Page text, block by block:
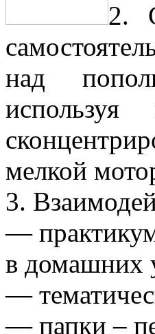
2.
над
мелкой
3.
—
в домашних
—
— папки –